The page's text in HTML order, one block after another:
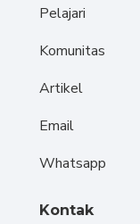
Pelajari
Komunitas
Artikel
Email
Whatsapp
Kontak